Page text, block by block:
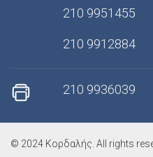
210 9951455
210 9912884
210 9936039
© 2024 Κορδαλής. All rights